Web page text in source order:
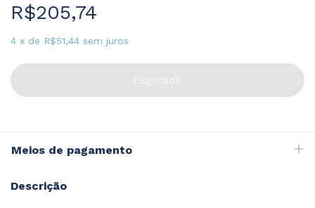
R$205,74
4 x de R$51,44 sem juros
Meios de pagamento
Descrição